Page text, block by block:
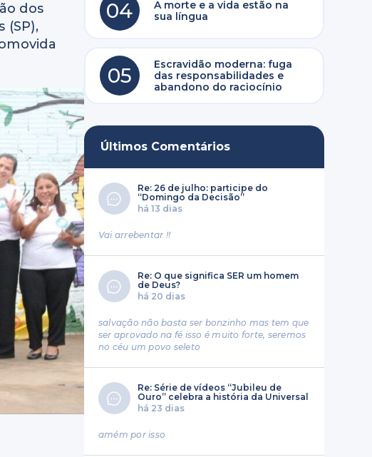
dos
(SP),
04
A morte e a vida estão na
sua língua
05
Escravidão moderna: fuga
das responsabilidades e
abandono do raciocínio
Últimos Comentários
Re: 26 de julho: participe do
“Domingo da Decisão”
há 13 dias
Vai arrebentar !!
Re: O que significa SER um homem
de Deus?
há 20 dias
salvação não basta ser bonzinho mas tem que
ser aprovado na fé isso é muito forte, seremos
no céu um povo seleto
Re: Série de vídeos “Jubileu de
Ouro” celebra a história da Universal
há 23 dias
amém por isso